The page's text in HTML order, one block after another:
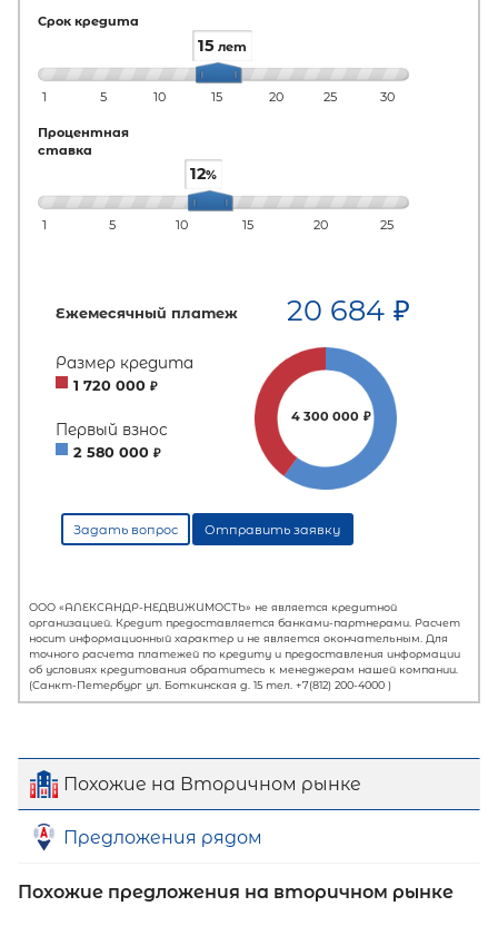
Похожие на Вторичном рынке
Предложения рядом
Похожие предложения на вторичном рынке